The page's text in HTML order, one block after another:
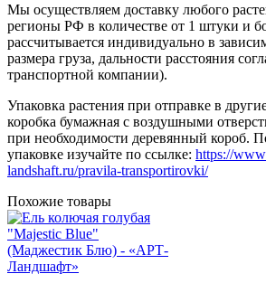
Мы осуществляем доставку любого
регионы РФ в количестве от 1 штуки и
рассчитывается индивидуально в
размера груза, дальности расстояния
транспортной компании).
Упаковка растения при отправке в
коробка бумажная с воздушными
при необходимости деревянный короб.
упаковке изучайте по ссылке: https://
landshaft.ru/pravila-transportirovki/
Похожие товары